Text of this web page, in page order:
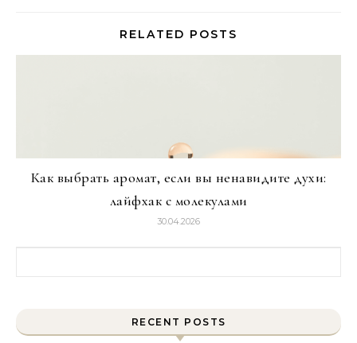
RELATED POSTS
Как выбрать аромат, если вы ненавидите духи:
лайфхак с молекулами
30.04.2026
RECENT POSTS